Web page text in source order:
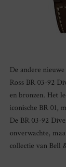
De andere
Ross BR 03-92
en bronzen. Het
iconische BR 01,
De BR 03-92
onverwachte,
collectie van Bell